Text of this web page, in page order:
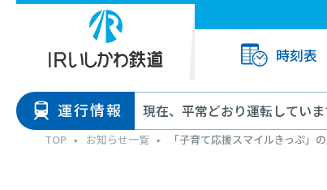
時刻表
運行情報 現在、平常どおり運転していま
TOP お知らせ一覧 「子育て応援スマイルきっぷ」